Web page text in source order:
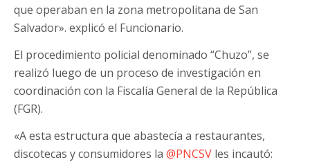
que operaban en la zona metropolitana de San
Salvador». explicó el Funcionario.
El procedimiento policial denominado “Chuzo”, se
realizó luego de un proceso de investigación en
coordinación con la Fiscalía General de la República
(FGR).
«A esta estructura que abastecía a restaurantes,
discotecas y consumidores la @PNCSV les incautó: